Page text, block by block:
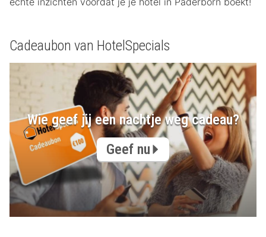
Cadeaubon van HotelSpecials
Wie geef jij een nachtje weg cadeau?
Geef nu